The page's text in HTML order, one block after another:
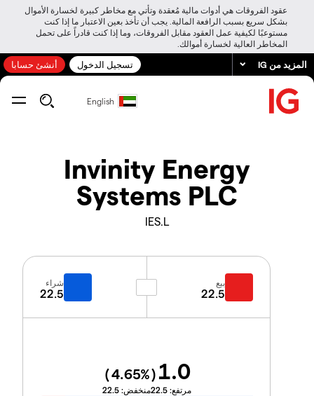
عقود الفروقات هي أدوات مالية مُعقدة وتأتي مع مخاطر كبيرة لخسارة الأموال
بشكل سريع بسبب الرافعة المالية. يجب أن تأخذ بعين الاعتبار ما إذا كنت
مستوعبًا لكيفية عمل العقود مقابل الفروقات، وما إذا كنت قادراً على تحمل
المخاطر العالية لخسارة أموالك.
المزيد من IG تسجيل الدخول أنشئ حسابا
English
Invinity Energy
Systems PLC
IES.L
بيع
22.5
شراء
22.5
1.0
(
4.65%)
مرتفع:22.5منخفض:22.5